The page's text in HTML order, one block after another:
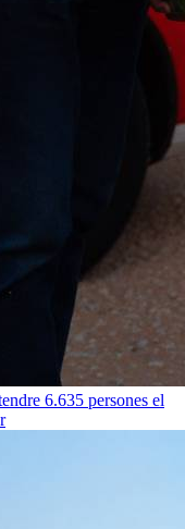
6.635 persones el